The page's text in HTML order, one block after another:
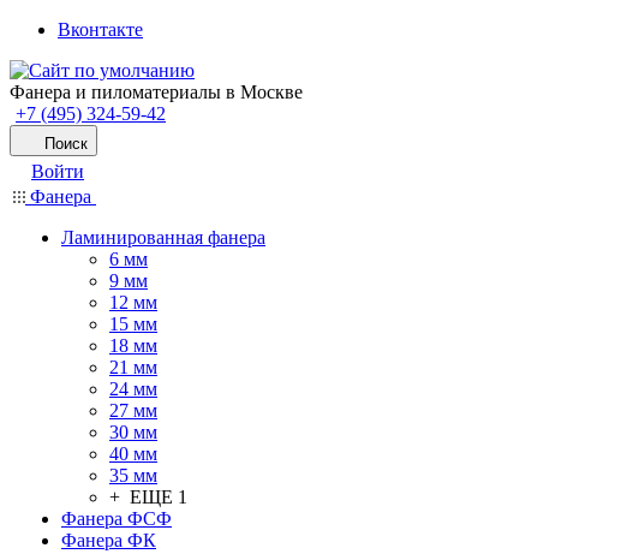
Вконтакте
Фанера и пиломатериалы в Москве
+7 (495) 324-59-42
Поиск
Войти
Фанера
Ламинированная фанера
6 мм
9 мм
12 мм
15 мм
18 мм
21 мм
24 мм
27 мм
30 мм
40 мм
35 мм
+ ЕЩЕ 1
Фанера ФСФ
Фанера ФК